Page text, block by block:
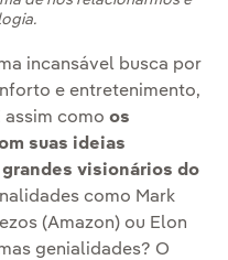
incansável busca por
e entretenimento,
assim como os
suas ideias
visionários do
como Mark
(Amazon) ou Elon
genialidades? O